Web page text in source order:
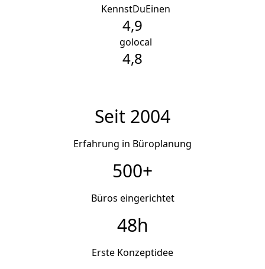
KennstDuEinen
4,9
golocal
4,8
Seit 2004
Erfahrung in Büroplanung
500+
Büros eingerichtet
48h
Erste Konzeptidee